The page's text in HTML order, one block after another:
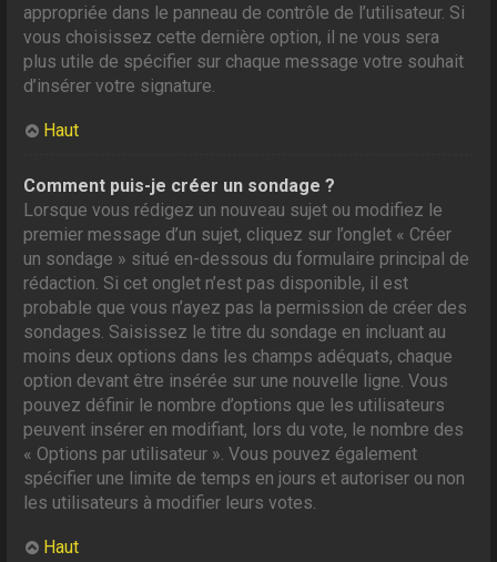
appropriée dans le panneau de contrôle de l’utilisateur. Si
vous choisissez cette dernière option, il ne vous sera
plus utile de spécifier sur chaque message votre souhait
d’insérer votre signature.
Haut
Comment puis-je créer un sondage ?
Lorsque vous rédigez un nouveau sujet ou modifiez le
premier message d’un sujet, cliquez sur l’onglet « Créer
un sondage » situé en-dessous du formulaire principal de
rédaction. Si cet onglet n’est pas disponible, il est
probable que vous n’ayez pas la permission de créer des
sondages. Saisissez le titre du sondage en incluant au
moins deux options dans les champs adéquats, chaque
option devant être insérée sur une nouvelle ligne. Vous
pouvez définir le nombre d’options que les utilisateurs
peuvent insérer en modifiant, lors du vote, le nombre des
« Options par utilisateur ». Vous pouvez également
spécifier une limite de temps en jours et autoriser ou non
les utilisateurs à modifier leurs votes.
Haut